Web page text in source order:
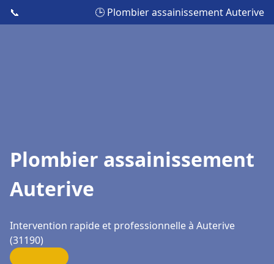
📞 🕒 Plombier assainissement Auterive
Plombier assainissement
Auterive
Intervention rapide et professionnelle à Auterive
(31190)